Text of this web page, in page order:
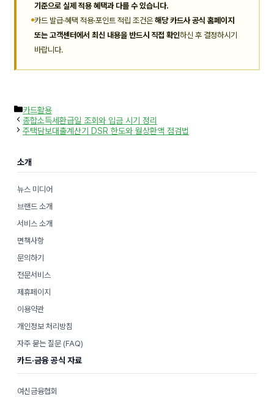
기준으로 실제 적용 혜택과 다를 수 있습니다.
카드 발급·혜택 적용·포인트 적립 조건은 해당 카드사 공식 홈페이지
또는 고객센터에서 최신 내용을 반드시 직접 확인하신 후 결정하시기
바랍니다.
카
테
고
리
카드활용
종합소득세환급일 조회와 입금 시기 정리
주택담보대출계산기 DSR 한도와 월상환액 점검법
소개
뉴스 미디어
브랜드 소개
서비스 소개
면책사항
문의하기
전문서비스
제휴페이지
이용약관
개인정보 처리방침
자주 묻는 질문 (FAQ)
카드·금융 공식 자료
여신금융협회